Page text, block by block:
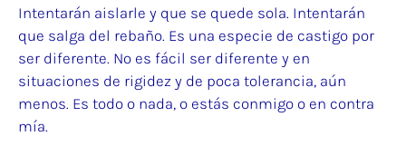
Intentarán aislarle y que se quede sola. Intentarán
que salga del rebaño. Es una especie de castigo por
ser diferente. No es fácil ser diferente y en
situaciones de rigidez y de poca tolerancia, aún
menos. Es todo o nada, o estás conmigo o en contra
mía.